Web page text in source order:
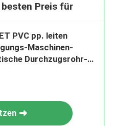
Preis für
PVC pp. leiten
Maschinen-
Durchzugsrohr-